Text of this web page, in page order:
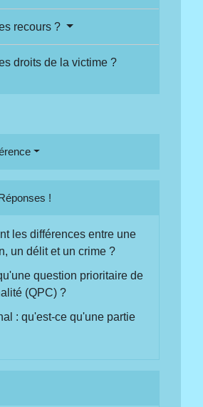
recours ?
droits de la victime ?
!
les différences entre une
un délit et un crime ?
question prioritaire de
(QPC) ?
: qu'est-ce qu'une partie